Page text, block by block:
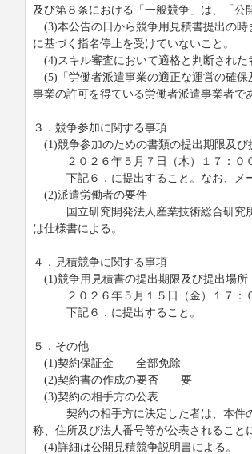
及び第８条における「一般競争」は、「公
(3)本公告の日から競争用見積書提出の時
に基づく指名停止を受けていないこと。
(4)スキル審査において適格と判断された
(5)「労働者派遣事業の適正な運営の確保
事業の許可を得ている労働者派遣事業者で
３．競争参加に関する事項
(1)競争参加のための書類の提出期限及び
２０２６年５月７日（木）１７：０
下記６．に提出すること。なお、メー
(2)派遣労働者の要件
国立研究開発法人産業技術総合研究所
は仕様書による。
４．見積競争に関する事項
(1)競争用見積書の提出期限及び提出場所
２０２６年５月１５日（金）１７：
下記６．に提出すること。
５．その他
(1)契約保証金 全部免除
(2)契約書の作成の要否 要
(3)契約の相手方の公表
契約の相手方に決定した者は、本件の
称、住所及び法人番号等が公表されること
(4)詳細は公開見積競争説明書による。